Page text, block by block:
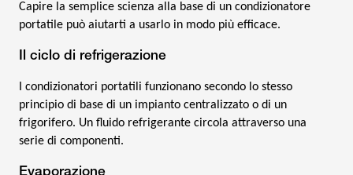
Capire la semplice scienza alla base di un condizionatore
portatile può aiutarti a usarlo in modo più efficace.
Il ciclo di refrigerazione
I condizionatori portatili funzionano secondo lo stesso
principio di base di un impianto centralizzato o di un
frigorifero. Un fluido refrigerante circola attraverso una
serie di componenti.
Evaporazione